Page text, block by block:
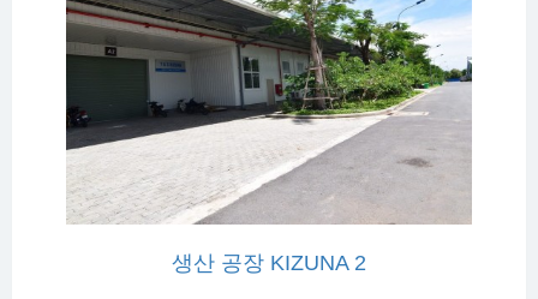
생산 공장 KIZUNA 2